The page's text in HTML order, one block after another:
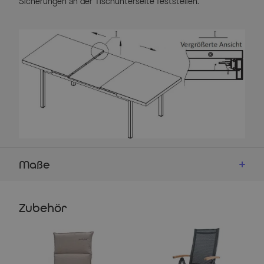
Maße
OUTFLEXX® Premium Ausziehtisch
Material Gestell: Aluminium
Finish: Pulverbeschichtung in OUTFLEXX® anthrazit
Zubehör